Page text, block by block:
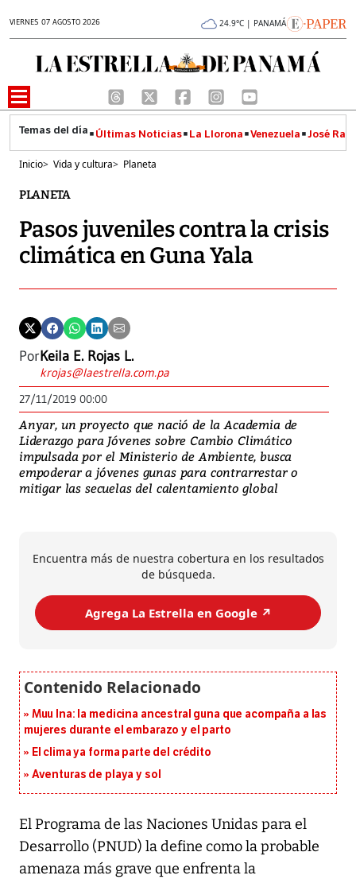
VIERNES 07 AGOSTO 2026 24.9°C | PANAMÁ
Últimas Noticias La Llorona Venezuela José
Inicio> Vida y cultura> Planeta
PLANETA
Pasos juveniles contra la crisis
climática en Guna Yala
PorKeila E. Rojas L.
krojas@laestrella.com.pa
27/11/2019 00:00
Anyar, un proyecto que nació de la Academia de
Liderazgo para Jóvenes sobre Cambio Climático
impulsada por el Ministerio de Ambiente, busca
empoderar a jóvenes gunas para contrarrestar o
mitigar las secuelas del calentamiento global
Encuentra más de nuestra cobertura en los resultados
de búsqueda.
Agrega La Estrella en Google ↗️
Muu Ina: la medicina ancestral guna que acompaña a las
mujeres durante el embarazo y el parto
El clima ya forma parte del crédito
Aventuras de playa y sol
El Programa de las Naciones Unidas para el
Desarrollo (PNUD) la define como la probable
amenaza más grave que enfrenta la